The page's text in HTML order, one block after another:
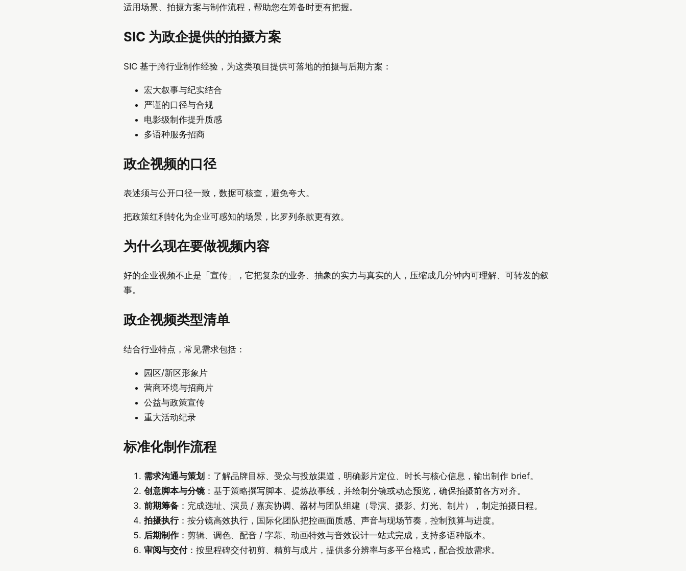
适用场景、拍摄方案与制作流程，帮助您在筹备时更有把握。
SIC 为政企提供的拍摄方案
SIC 基于跨行业制作经验，为这类项目提供可落地的拍摄与后期方案：
宏大叙事与纪实结合
严谨的口径与合规
电影级制作提升质感
多语种服务招商
政企视频的口径
表述须与公开口径一致，数据可核查，避免夸大。
把政策红利转化为企业可感知的场景，比罗列条款更有效。
为什么现在要做视频内容
好的企业视频不止是「宣传」，它把复杂的业务、抽象的实力与真实的人，压缩成几分钟内可理解、可转发的叙
事。
政企视频类型清单
结合行业特点，常见需求包括：
园区/新区形象片
营商环境与招商片
公益与政策宣传
重大活动纪录
标准化制作流程
需求沟通与策划 ：了解品牌目标、受众与投放渠道，明确影片定位、时长与核心信息，输出制作 brief。
创意脚本与分镜：基于策略撰写脚本、提炼故事线，并绘制分镜或动态预览，确保拍摄前各方对齐。
前期筹备 ：完成选址、演员 / 嘉宾协调、器材与团队组建（导演、摄影、灯光、制片），制定拍摄日程。
拍摄执行：按分镜高效执行，国际化团队把控画面质感、声音与现场节奏，控制预算与进度。
后期制作：剪辑、调色、配音 / 字幕、动画特效与音效设计一站式完成，支持多语种版本。
审阅与交付：按里程碑交付初剪、精剪与成片，提供多分辨率与多平台格式，配合投放需求。